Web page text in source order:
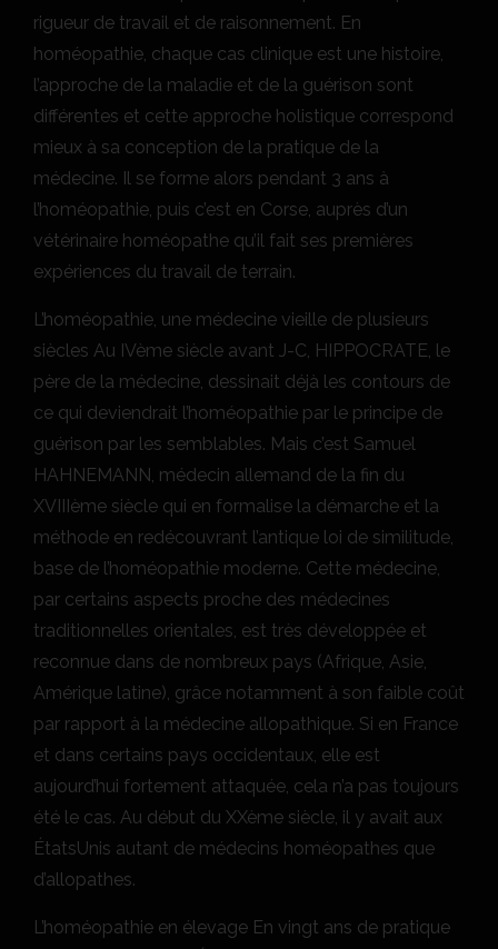
rigueur de travail et de raisonnement. En
homéopathie, chaque cas clinique est une histoire,
l’approche de la maladie et de la guérison sont
différentes et cette approche holistique correspond
mieux à sa conception de la pratique de la
médecine. Il se forme alors pendant 3 ans à
l’homéopathie, puis c’est en Corse, auprès d’un
vétérinaire homéopathe qu’il fait ses premières
expériences du travail de terrain.
L’homéopathie, une médecine vieille de plusieurs
siècles Au IVème siècle avant J-C, HIPPOCRATE, le
père de la médecine, dessinait déjà les contours de
ce qui deviendrait l’homéopathie par le principe de
guérison par les semblables. Mais c’est Samuel
HAHNEMANN, médecin allemand de la fin du
XVIIIème siècle qui en formalise la démarche et la
méthode en redécouvrant l’antique loi de similitude,
base de l’homéopathie moderne. Cette médecine,
par certains aspects proche des médecines
traditionnelles orientales, est très développée et
reconnue dans de nombreux pays (Afrique, Asie,
Amérique latine), grâce notamment à son faible coût
par rapport à la médecine allopathique. Si en France
et dans certains pays occidentaux, elle est
aujourd’hui fortement attaquée, cela n’a pas toujours
été le cas. Au début du XXème siècle, il y avait aux
ÉtatsUnis autant de médecins homéopathes que
d’allopathes.
L’homéopathie en élevage En vingt ans de pratique